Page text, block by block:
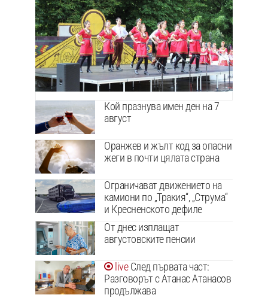
Кой празнува имен ден на 7
август
Оранжев и жълт код за опасни
жеги в почти цялата страна
Ограничават движението на
камиони по „Тракия“, „Струма“
и Кресненското дефиле
От днес изплащат
августовските пенсии
След първата част:
Разговорът с Атанас Атанасов
продължава